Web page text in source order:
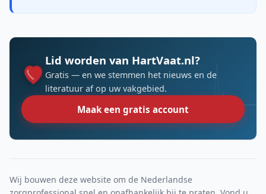
Lid worden van HartVaat.nl?
Gratis — en we stemmen het nieuws en de
literatuur af op uw vakgebied.
Maak een gratis account
Wij bouwen deze website om de Nederlandse